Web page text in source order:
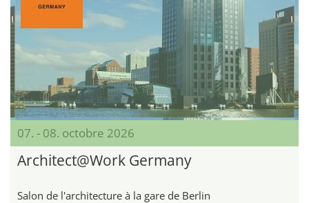
07. - 08. octobre 2026
Architect@Work Germany
Salon de l'architecture à la gare de Berlin